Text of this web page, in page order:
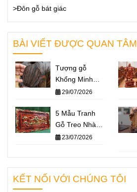
>Đôn gỗ bát giác
BÀI VIẾT ĐƯỢC QUAN TÂM
Tượng gỗ
Khổng Minh
giá bao nhiêu?
mẫu tượng
Khổng Minh
nổi bật nhất
29/07/2026
5 Mẫu Tranh
Gỗ Treo Nhà
Thờ Họ Ý
2026
23/07/2026
KẾT NỐI VỚI CHÚNG TÔI